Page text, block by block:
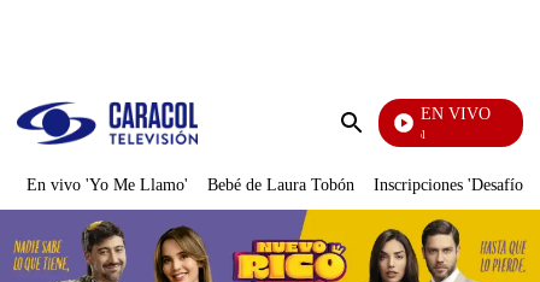
Enviar
EN VIVO
Noticias Caracol
En vivo 'Yo Me Llamo' Bebé de Laura Tobón Inscripciones 'Desafío'